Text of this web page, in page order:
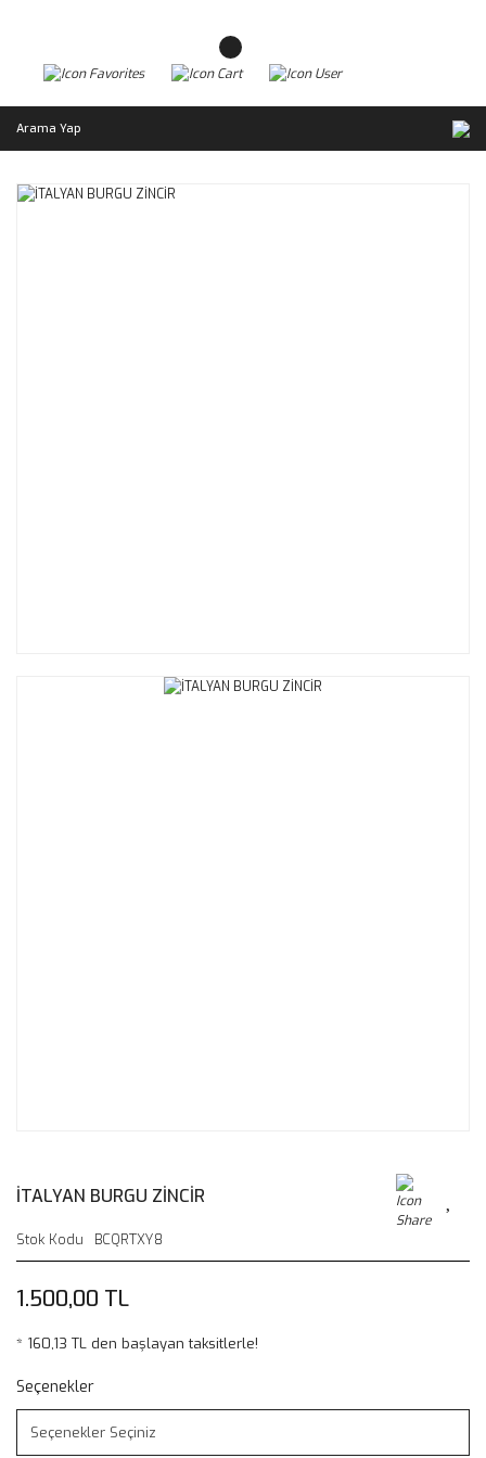
Arama Yap
İTALYAN BURGU ZİNCİR
Stok Kodu BCQRTXY8
1.500,00 TL
* 160,13 TL den başlayan taksitlerle!
Seçenekler